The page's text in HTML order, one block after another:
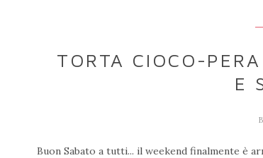
TORTA CIOCO-
E
Buon Sabato a tutti... il weekend finalmente è